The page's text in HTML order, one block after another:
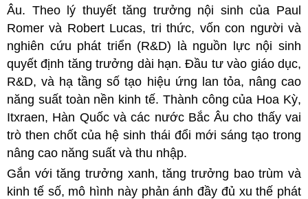
Âu. Theo lý thuyết tăng trưởng nội sinh của Paul
Romer và Robert Lucas, tri thức, vốn con người và
nghiên cứu phát triển (R&D) là nguồn lực nội sinh
quyết định tăng trưởng dài hạn. Đầu tư vào giáo dục,
R&D, và hạ tầng số tạo hiệu ứng lan tỏa, nâng cao
năng suất toàn nền kinh tế. Thành công của Hoa Kỳ,
Itxraen, Hàn Quốc và các nước Bắc Âu cho thấy vai
trò then chốt của hệ sinh thái đổi mới sáng tạo trong
nâng cao năng suất và thu nhập.
Gắn với tăng trưởng xanh, tăng trưởng bao trùm và
kinh tế số, mô hình này phản ánh đầy đủ xu thế phát